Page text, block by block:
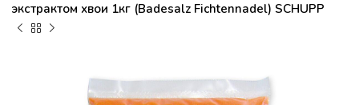
экстрактом хвои 1кг (Badesalz Fichtennadel) SCHUPP